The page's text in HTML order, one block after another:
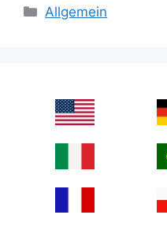
Categories
Allgemein